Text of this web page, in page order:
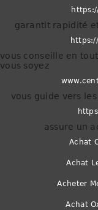
garantit rapidité
vous conseille en
vous soyez
vous guide vers
assure un
Achat
Achat
Acheter
Achat